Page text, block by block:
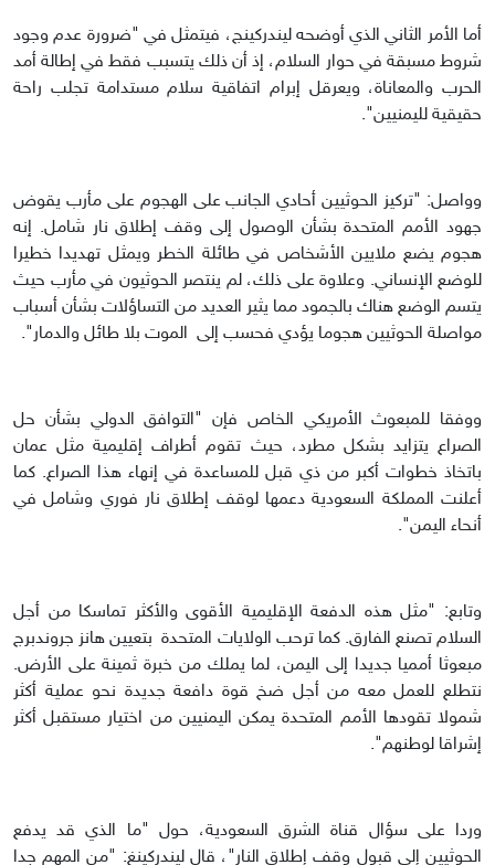
أما الأمر الثاني الذي أوضحه ليندركينج، فيتمثل في "ضرورة عدم وجود
شروط مسبقة في حوار السلام، إذ أن ذلك يتسبب فقط في إطالة أمد
الحرب والمعاناة، ويعرقل إبرام اتفاقية سلام مستدامة تجلب راحة
حقيقية لليمنيين".
وواصل: "تركيز الحوثيين أحادي الجانب على الهجوم على مأرب يقوض
جهود الأمم المتحدة بشأن الوصول إلى وقف إطلاق نار شامل. إنه
هجوم يضع ملايين الأشخاص في طائلة الخطر ويمثل تهديدا خطيرا
للوضع الإنساني. وعلاوة على ذلك، لم ينتصر الحوثيون في مأرب حيث
يتسم الوضع هناك بالجمود مما يثير العديد من التساؤلات بشأن أسباب
مواصلة الحوثيين هجوما يؤدي فحسب إلى الموت بلا طائل والدمار".
ووفقا للمبعوث الأمريكي الخاص فإن "التوافق الدولي بشأن حل
الصراع يتزايد بشكل مطرد، حيث تقوم أطراف إقليمية مثل عمان
باتخاذ خطوات أكبر من ذي قبل للمساعدة في إنهاء هذا الصراع. كما
أعلنت المملكة السعودية دعمها لوقف إطلاق نار فوري وشامل في
أنحاء اليمن".
وتابع: "مثل هذه الدفعة الإقليمية الأقوى والأكثر تماسكا من أجل
السلام تصنع الفارق. كما ترحب الولايات المتحدة بتعيين هانز جروندبرج
مبعوثا أمميا جديدا إلى اليمن، لما يملك من خبرة ثمينة على الأرض.
نتطلع للعمل معه من أجل ضخ قوة دافعة جديدة نحو عملية أكثر
شمولا تقودها الأمم المتحدة يمكن اليمنيين من اختيار مستقبل أكثر
إشراقا لوطنهم".
وردا على سؤال قناة الشرق السعودية، حول "ما الذي قد يدفع
الحوثيين إلى قبول وقف إطلاق النار"، قال ليندركينغ: "من المهم جدا